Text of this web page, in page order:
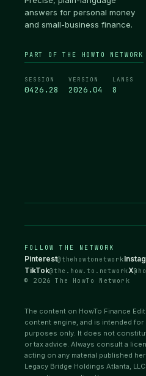
answers for personal money
and small-business finance.
PART OF THE HOWTO NETWORK
SESSION
0426.30
VERSION
2026.04
LANGS
8
FOLLOW THE NETWORK
Pinterest@thehowtonetwork
TikTok@the.how.to.networkX
© 2026 The HowTo Network
The content on HowTo Finance
content engine, and is intended for
purposes only. It does not
or tax advice. Always consult a
acting on any material published
Legacy Bridge Holdings Atlanta,